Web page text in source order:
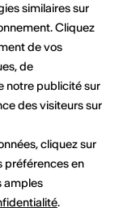
/ concours
similaires sur
Cliquez
de vos
de
notre publicité sur
des visiteurs sur
cliquez sur
préférences en
amples
.